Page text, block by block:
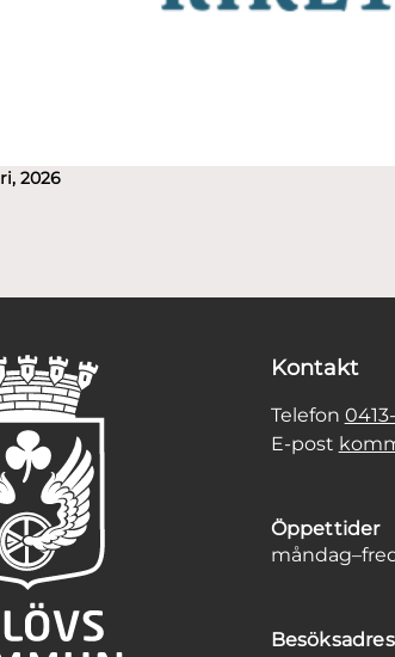
2026
Kontakt
Telefon
E-post
Öppettider